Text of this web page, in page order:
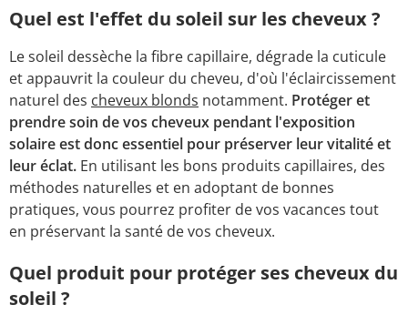
Quel est l'effet du soleil sur les cheveux ?
Le soleil dessèche la fibre capillaire, dégrade la cuticule
et appauvrit la couleur du cheveu, d'où l'éclaircissement
naturel des cheveux blonds notamment. Protéger et
prendre soin de vos cheveux pendant l'exposition
solaire est donc essentiel pour préserver leur vitalité et
leur éclat. En utilisant les bons produits capillaires, des
méthodes naturelles et en adoptant de bonnes
pratiques, vous pourrez profiter de vos vacances tout
en préservant la santé de vos cheveux.
Quel produit pour protéger ses cheveux du
soleil ?